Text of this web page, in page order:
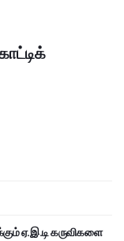
ஏ.இ.டி கருவிகளை